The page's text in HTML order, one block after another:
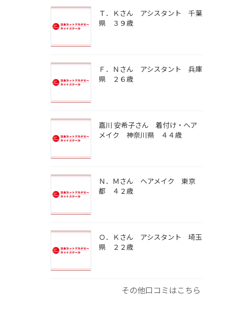
Ｔ．Ｋさん アシスタント 千葉
県 ３９歳
Ｆ．Ｎさん アシスタント 兵庫
県 ２６歳
嘉川 安希子さん 着付け・ヘア
メイク 神奈川県 ４４歳
Ｎ．Ｍさん ヘアメイク 東京
都 ４２歳
Ｏ．Ｋさん アシスタント 埼玉
県 ２２歳
その他口コミはこちら